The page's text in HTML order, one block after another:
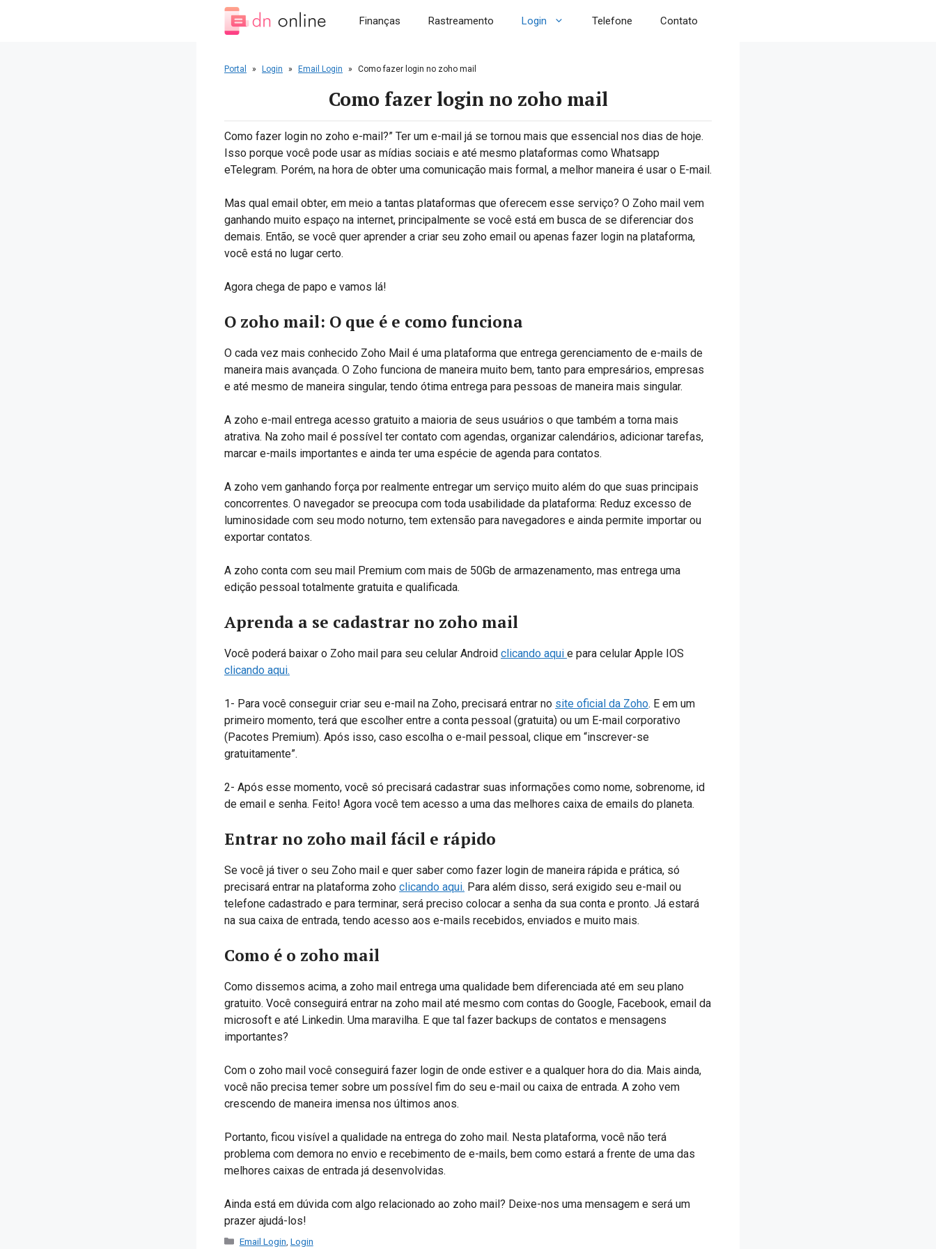
Finanças Rastreamento Login Telefone Contato
Portal » Login » Email Login » Como fazer login no zoho mail
Como fazer login no zoho mail
Como fazer login no zoho e-mail?” Ter um e-mail já se tornou mais que essencial nos dias de hoje.
Isso porque você pode usar as mídias sociais e até mesmo plataformas como Whatsapp
eTelegram. Porém, na hora de obter uma comunicação mais formal, a melhor maneira é usar o E-mail.
Mas qual email obter, em meio a tantas plataformas que oferecem esse serviço? O Zoho mail vem
ganhando muito espaço na internet, principalmente se você está em busca de se diferenciar dos
demais. Então, se você quer aprender a criar seu zoho email ou apenas fazer login na plataforma,
você está no lugar certo.
Agora chega de papo e vamos lá!
O zoho mail: O que é e como funciona
O cada vez mais conhecido Zoho Mail é uma plataforma que entrega gerenciamento de e-mails de
maneira mais avançada. O Zoho funciona de maneira muito bem, tanto para empresários, empresas
e até mesmo de maneira singular, tendo ótima entrega para pessoas de maneira mais singular.
A zoho e-mail entrega acesso gratuito a maioria de seus usuários o que também a torna mais
atrativa. Na zoho mail é possível ter contato com agendas, organizar calendários, adicionar tarefas,
marcar e-mails importantes e ainda ter uma espécie de agenda para contatos.
A zoho vem ganhando força por realmente entregar um serviço muito além do que suas principais
concorrentes. O navegador se preocupa com toda usabilidade da plataforma: Reduz excesso de
luminosidade com seu modo noturno, tem extensão para navegadores e ainda permite importar ou
exportar contatos.
A zoho conta com seu mail Premium com mais de 50Gb de armazenamento, mas entrega uma
edição pessoal totalmente gratuita e qualificada.
Aprenda a se cadastrar no zoho mail
Você poderá baixar o Zoho mail para seu celular Android clicando aqui e para celular Apple IOS
clicando aqui.
1- Para você conseguir criar seu e-mail na Zoho, precisará entrar no site oficial da Zoho. E em um
primeiro momento, terá que escolher entre a conta pessoal (gratuita) ou um E-mail corporativo
(Pacotes Premium). Após isso, caso escolha o e-mail pessoal, clique em “inscrever-se
gratuitamente”.
2- Após esse momento, você só precisará cadastrar suas informações como nome, sobrenome, id
de email e senha. Feito! Agora você tem acesso a uma das melhores caixa de emails do planeta.
Entrar no zoho mail fácil e rápido
Se você já tiver o seu Zoho mail e quer saber como fazer login de maneira rápida e prática, só
precisará entrar na plataforma zoho clicando aqui. Para além disso, será exigido seu e-mail ou
telefone cadastrado e para terminar, será preciso colocar a senha da sua conta e pronto. Já estará
na sua caixa de entrada, tendo acesso aos e-mails recebidos, enviados e muito mais.
Como é o zoho mail
Como dissemos acima, a zoho mail entrega uma qualidade bem diferenciada até em seu plano
gratuito. Você conseguirá entrar na zoho mail até mesmo com contas do Google, Facebook, email da
microsoft e até Linkedin. Uma maravilha. E que tal fazer backups de contatos e mensagens
importantes?
Com o zoho mail você conseguirá fazer login de onde estiver e a qualquer hora do dia. Mais ainda,
você não precisa temer sobre um possível fim do seu e-mail ou caixa de entrada. A zoho vem
crescendo de maneira imensa nos últimos anos.
Portanto, ficou visível a qualidade na entrega do zoho mail. Nesta plataforma, você não terá
problema com demora no envio e recebimento de e-mails, bem como estará a frente de uma das
melhores caixas de entrada já desenvolvidas.
Ainda está em dúvida com algo relacionado ao zoho mail? Deixe-nos uma mensagem e será um
prazer ajudá-los!
Categorias
Email Login Login